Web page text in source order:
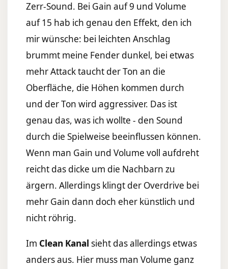
Zerr-Sound. Bei Gain auf 9 und Volume
auf 15 hab ich genau den Effekt, den ich
mir wünsche: bei leichten Anschlag
brummt meine Fender dunkel, bei etwas
mehr Attack taucht der Ton an die
Oberfläche, die Höhen kommen durch
und der Ton wird aggressiver. Das ist
genau das, was ich wollte - den Sound
durch die Spielweise beeinflussen können.
Wenn man Gain und Volume voll aufdreht
reicht das dicke um die Nachbarn zu
ärgern. Allerdings klingt der Overdrive bei
mehr Gain dann doch eher künstlich und
nicht röhrig.
Im Clean Kanal sieht das allerdings etwas
anders aus. Hier muss man Volume ganz